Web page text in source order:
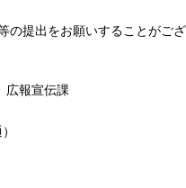
の提出をお願いすることがご
報宣伝課